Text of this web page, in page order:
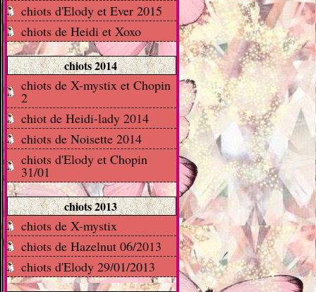
chiots d'Elody et Ever 2015
chiots de Heidi et Xoxo
chiots 2014
chiots de X-mystix et Chopin
2
chiot de Heidi-lady 2014
chiots de Noisette 2014
chiots d'Elody et Chopin
31/01
chiots 2013
chiots de X-mystix
chiots de Hazelnut 06/2013
chiots d'Elody 29/01/2013